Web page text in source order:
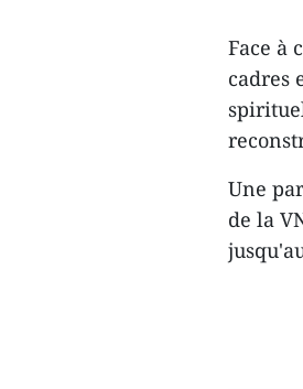
Face à
cadres
Une
de la